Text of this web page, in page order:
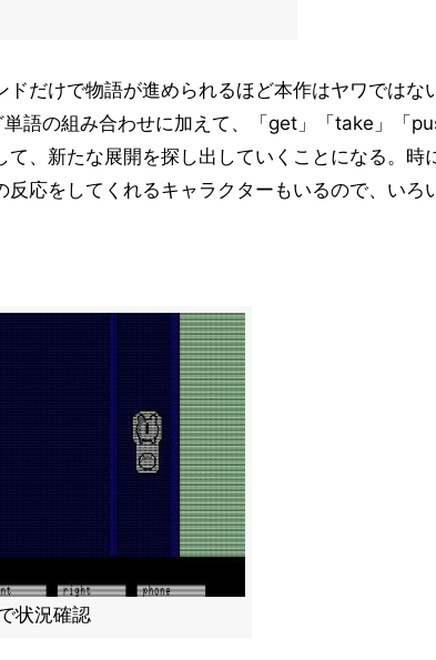
ドだけで物語が進められるほど本作はヤワではな
語の組み合わせに加えて、「get」「take」「
て、新たな展開を探し出していくことになる。時
反応をしてくれるキャラクターもいるので、いろ
状況確認